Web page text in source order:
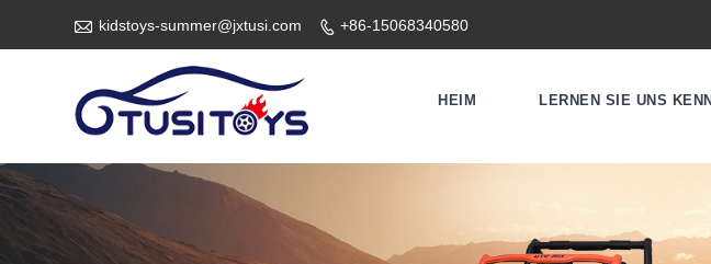
 kidstoys-summer@jxtusi.com  +86-15068340580
HEIM LERNEN SIE UNS